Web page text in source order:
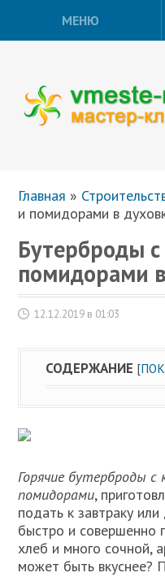
МЕНЮ
Главная »
и помидорами в
Бутерброды
помидорами
12.12.2019 в 01:03
СОДЕРЖАНИЕ [
Горячие бутерброды с
помидорами,
подать к завтраку
быстро и совершенно
хлеб и много сочной,
может быть вкуснее?